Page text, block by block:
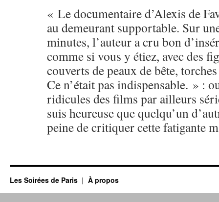
« Le documentaire d’Alexis de
au demeurant supportable. Sur
minutes, l’auteur a cru bon
comme si vous y étiez, avec des
couverts de peaux de bête,
Ce n’était pas indispensable. » :
ridicules des films par ailleurs
suis heureuse que quelqu’un
peine de critiquer cette fatigante
Les Soirées de Paris À propos